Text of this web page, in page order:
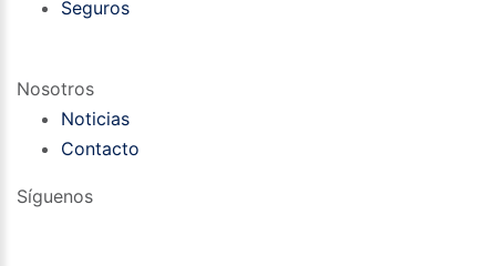
Seguros
Nosotros
Noticias
Contacto
Síguenos